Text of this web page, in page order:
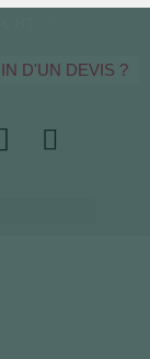
D'UN DEVIS ?